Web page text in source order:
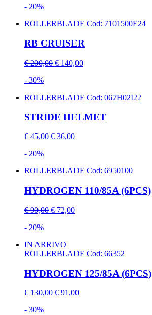
- 20%
ROLLERBLADE Cod: 7101500E24
RB CRUISER
€ 200,00 € 140,00
- 30%
ROLLERBLADE Cod: 067H02I22
STRIDE HELMET
€ 45,00 € 36,00
- 20%
ROLLERBLADE Cod: 6950100
HYDROGEN 110/85A (6PCS)
€ 90,00 € 72,00
- 20%
IN ARRIVO
ROLLERBLADE Cod: 66352
HYDROGEN 125/85A (6PCS)
€ 130,00 € 91,00
- 30%